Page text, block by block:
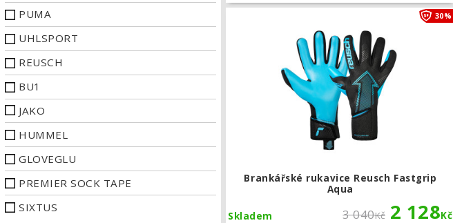
PUMA
UHLSPORT
REUSCH
BU1
JAKO
HUMMEL
GLOVEGLU
PREMIER SOCK TAPE
SIXTUS
Brankářské rukavice Reusch Fastgrip
Aqua
3 040Kč 2 128Kč
Skladem
30%